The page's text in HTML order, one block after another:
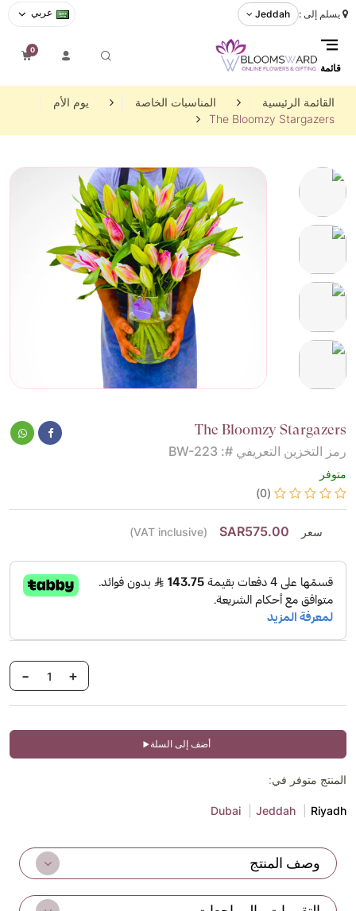
قائمة
يسلم إلى : Jeddah عربي
0
القائمة الرئيسية المناسبات الخاصة
يوم الأم
The Bloomzy Stargazers
The Bloomzy Stargazers
رمز التخزين التعريفي #: BW-223
متوفر
(0)
سعر SAR575.00
(VAT inclusive)
- +
أضف إلى السلة
المنتج متوفر في:
Riyadh
Jeddah
Dubai
وصف المنتج